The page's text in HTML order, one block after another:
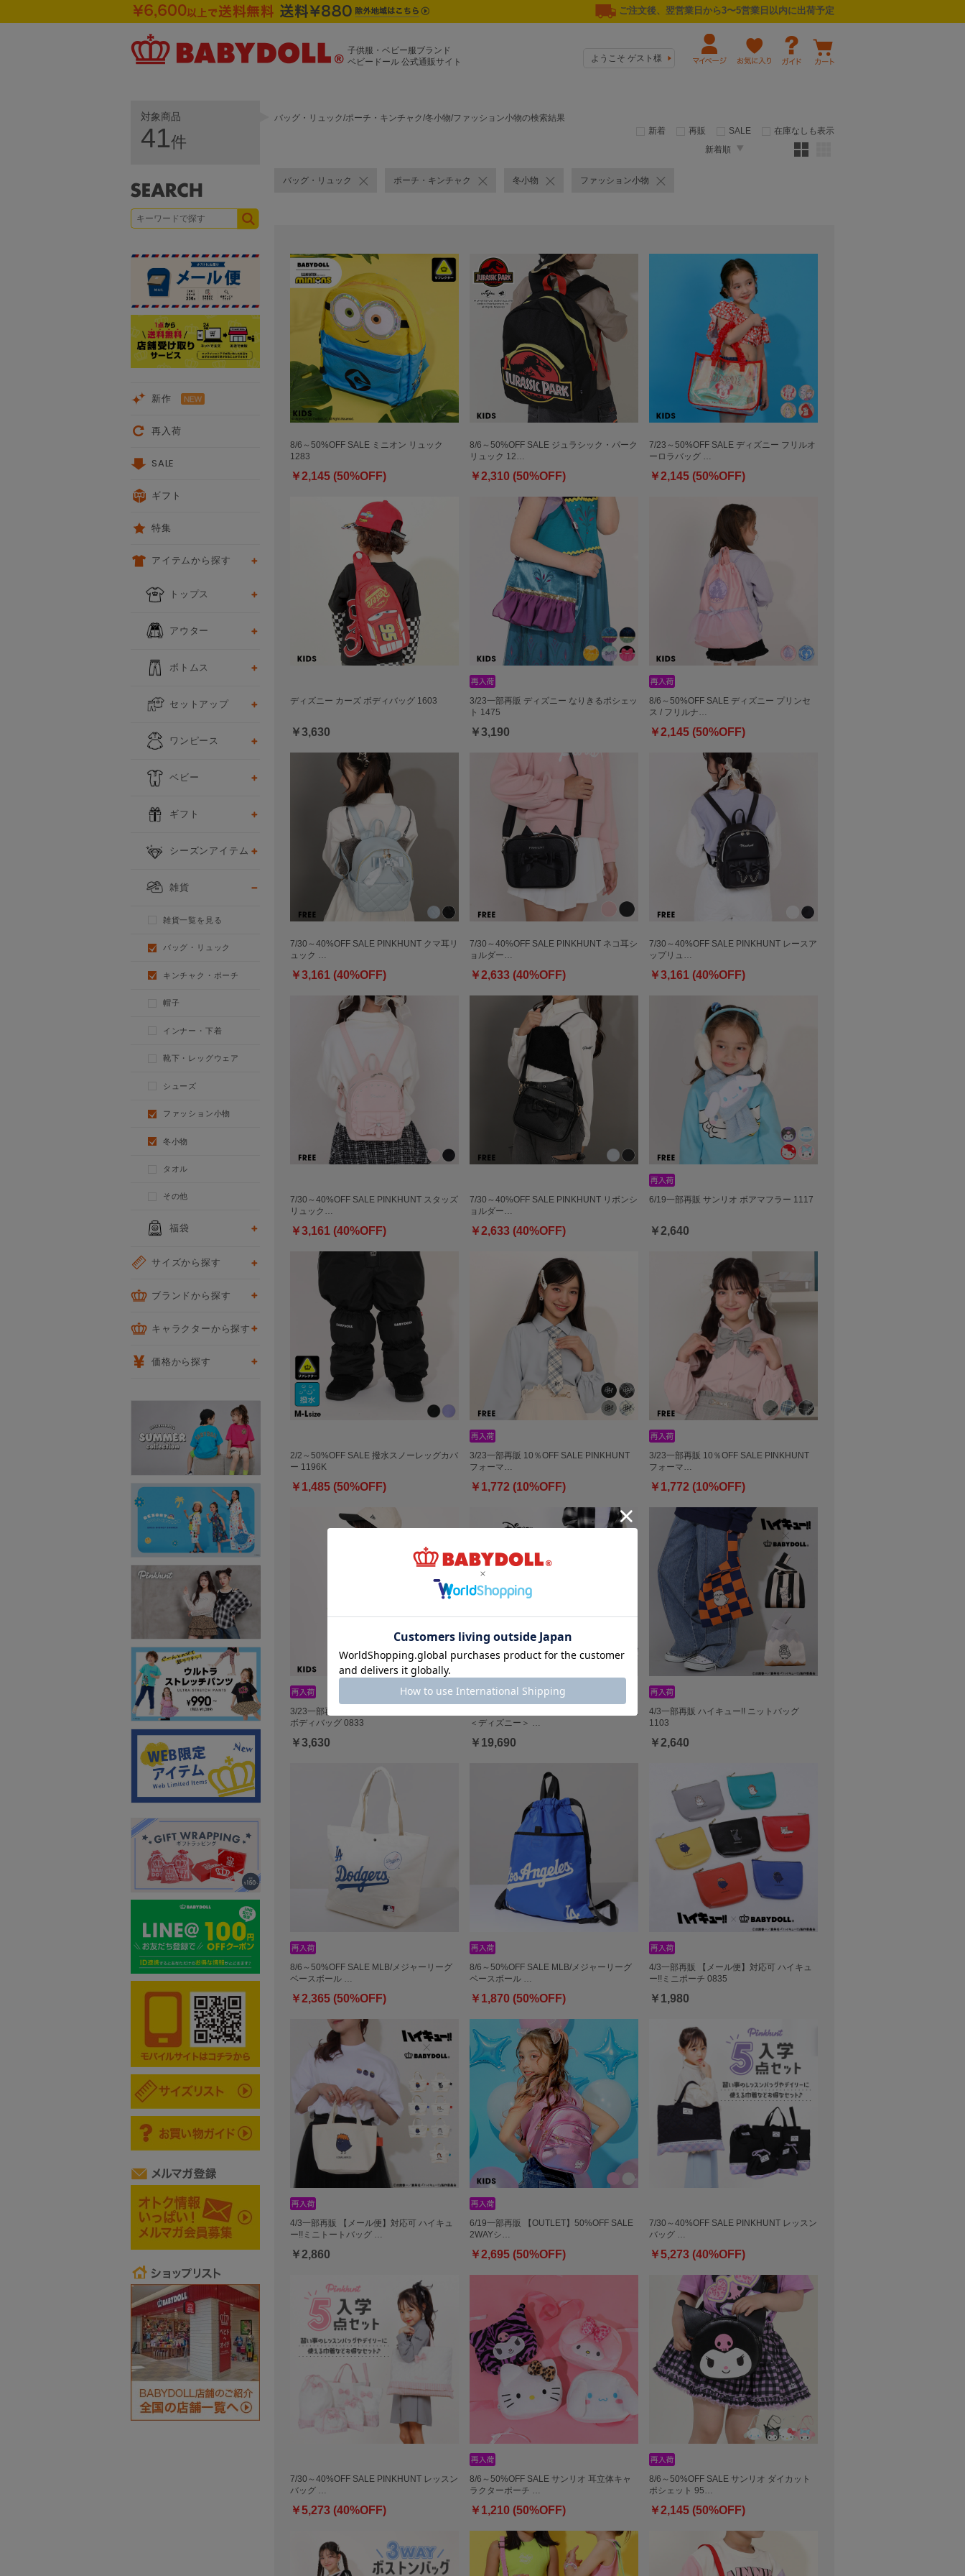
ご注文後、翌営業日から3〜5営業日以内に出荷予定
子供服・ベビー服ブランド
ベビードール 公式通販サイト
ようこそ ゲスト様
バッグ・リュック/ポーチ・キンチャク/冬小物/ファッション小物の検索結果
新着
再販 SALE
在庫なしも表示
新着順
バッグ・リュック ポーチ・キンチャク 冬小物 ファッション小物
8/6～50%OFF SALE ミニオン リュック
1283
￥2,145 (50%OFF)
8/6～50%OFF SALE ジュラシック・パーク
リュック 12…
￥2,310 (50%OFF)
7/23～50%OFF SALE ディズニー フリルオ
ーロラバッグ …
￥2,145 (50%OFF)
ディズニー カーズ ボディバッグ 1603
￥3,630
3/23一部再販 ディズニー なりきるポシェッ
ト 1475
￥3,190
8/6～50%OFF SALE ディズニー プリンセ
ス / フリルナ…
￥2,145 (50%OFF)
7/30～40%OFF SALE PINKHUNT クマ耳リ
ュック …
￥3,161 (40%OFF)
7/30～40%OFF SALE PINKHUNT ネコ耳シ
ョルダー…
￥2,633 (40%OFF)
7/30～40%OFF SALE PINKHUNT レースア
ップリュ…
￥3,161 (40%OFF)
7/30～40%OFF SALE PINKHUNT スタッズ
リュック…
￥3,161 (40%OFF)
7/30～40%OFF SALE PINKHUNT リボンシ
ョルダー…
￥2,633 (40%OFF)
6/19一部再販 サンリオ ボアマフラー 1117
￥2,640
2/2～50%OFF SALE 撥水スノーレッグカバ
ー 1196K
￥1,485 (50%OFF)
3/23一部再販 10％OFF SALE PINKHUNT
フォーマ…
￥1,772 (10%OFF)
3/23一部再販 10％OFF SALE PINKHUNT
フォーマ…
￥1,772 (10%OFF)
3/23一部再販 ディズニー トイ・ストーリー
ボディバッグ 0833
￥3,630
5/18一部再販 【送料無料】BABYDOLL別注
＜ディズニー＞ …
￥19,690
4/3一部再販 ハイキュー!! ニットバッグ
1103
￥2,640
8/6～50%OFF SALE MLB/メジャーリーグ
ベースボール …
￥2,365 (50%OFF)
8/6～50%OFF SALE MLB/メジャーリーグ
ベースボール …
￥1,870 (50%OFF)
4/3一部再販 【メール便】対応可 ハイキュ
ー!!ミニポーチ 0835
￥1,980
4/3一部再販 【メール便】対応可 ハイキュ
ー!!ミニトートバッグ …
￥2,860
6/19一部再販 【OUTLET】50%OFF SALE
2WAYシ…
￥2,695 (50%OFF)
7/30～40%OFF SALE PINKHUNT レッスン
バッグ …
￥5,273 (40%OFF)
7/30～40%OFF SALE PINKHUNT レッスン
バッグ …
￥5,273 (40%OFF)
8/6～50%OFF SALE サンリオ 耳立体キャ
ラクターポーチ …
￥1,210 (50%OFF)
8/6～50%OFF SALE サンリオ ダイカット
ポシェット 95…
￥2,145 (50%OFF)
対象商品
41件
新作
再入荷
SALE
ギフト
特集
アイテムから探す
トップス
アウター
ボトムス
セットアップ
ワンピース
ベビー
ギフト
シーズンアイテム
雑貨
雑貨一覧を見る
バッグ・リュック
キンチャク・ポーチ
帽子
インナー・下着
靴下・レッグウェア
シューズ
ファッション小物
冬小物
タオル
その他
福袋
サイズから探す
ブランドから探す
キャラクターから探す
価格から探す